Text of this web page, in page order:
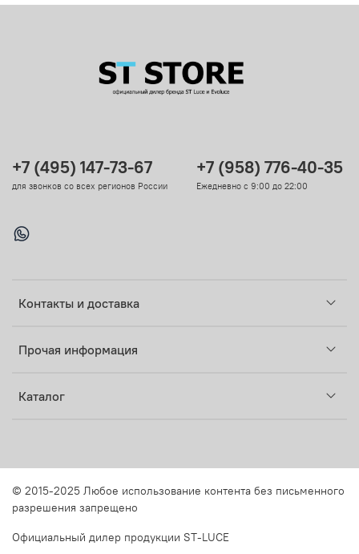
Контакты и доставка
Прочая информация
Каталог
+7 (495) 147-73-67
для звонков со всех регионов России
+7 (958) 776-40-35
Ежедневно с 9:00 до 22:00
© 2015-2025 Любое использование контента без письменного
разрешения запрещено
Официальный дилер продукции ST-LUCE